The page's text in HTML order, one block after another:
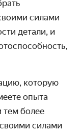
силами
детали, и
которую
опыта
тем более
силами